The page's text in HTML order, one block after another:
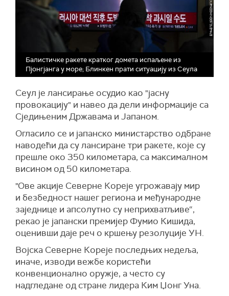
Балистичке ракете кратког домета испаљене из
Пјонгјанга у море; Блинкен прати ситуацију из Сеула
Сеул је лансирање осудио као "јасну
провокацију" и навео да дели информације са
Сједињеним Државама и Јапаном.
Огласило се и јапанско министарство одбране
наводећи да су лансиране три ракете, које су
прешле око 350 километара, са максималном
висином од 50 километара.
"Ове акције Северне Кореје угрожавају мир
и безбедност нашег региона и међународне
заједнице и апсолутно су неприхватљиве“,
рекао је јапански премијер Фумио Кишида,
оценивши даје реч о кршењу резолуције УН.
Војска Северне Кореје последњих недеља,
иначе, изводи вежбе користећи
конвенционално оружје, а често су
надгледане од стране лидера Ким Џонг Уна.